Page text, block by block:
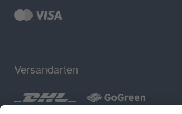
Versandarten